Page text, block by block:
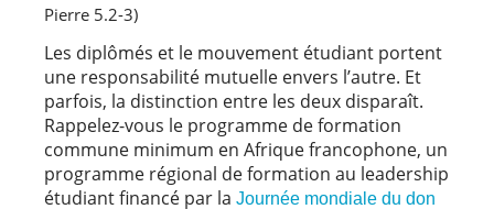
Pierre 5.2-3)
Les diplômés et le mouvement étudiant portent
une responsabilité mutuelle envers l’autre. Et
parfois, la distinction entre les deux disparaît.
Rappelez-vous le programme de formation
commune minimum en Afrique francophone, un
programme régional de formation au leadership
étudiant financé par la Journée mondiale du don